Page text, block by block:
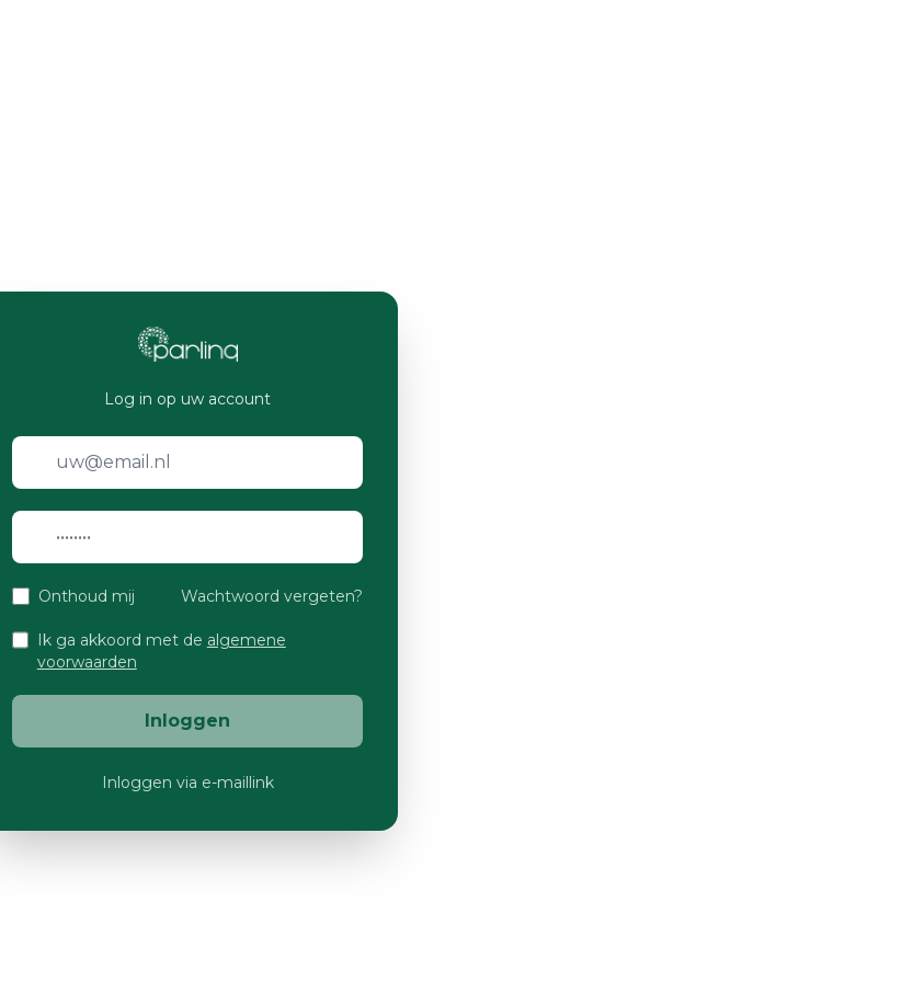
Log in op uw account
Onthoud mij Wachtwoord vergeten?
Ik ga akkoord met de algemene
voorwaarden
Inloggen
Inloggen via e-maillink